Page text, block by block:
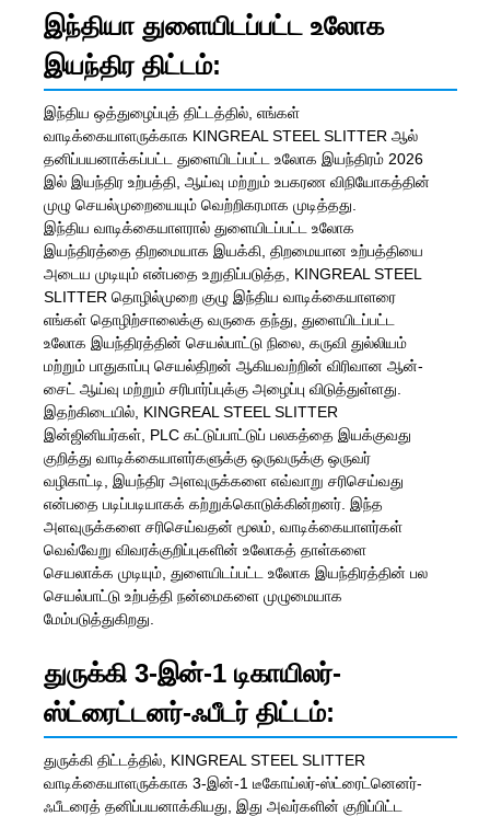
இந்தியா துளையிடப்பட்ட உலோக
இயந்திர திட்டம்:
இந்திய ஒத்துழைப்புத் திட்டத்தில், எங்கள்
வாடிக்கையாளருக்காக KINGREAL STEEL SLITTER ஆல்
தனிப்பயனாக்கப்பட்ட துளையிடப்பட்ட உலோக இயந்திரம் 2026
இல் இயந்திர உற்பத்தி, ஆய்வு மற்றும் உபகரண விநியோகத்தின்
முழு செயல்முறையையும் வெற்றிகரமாக முடித்தது.
இந்திய வாடிக்கையாளரால் துளையிடப்பட்ட உலோக
இயந்திரத்தை திறமையாக இயக்கி, திறமையான உற்பத்தியை
அடைய முடியும் என்பதை உறுதிப்படுத்த, KINGREAL STEEL
SLITTER தொழில்முறை குழு இந்திய வாடிக்கையாளரை
எங்கள் தொழிற்சாலைக்கு வருகை தந்து, துளையிடப்பட்ட
உலோக இயந்திரத்தின் செயல்பாட்டு நிலை, கருவி துல்லியம்
மற்றும் பாதுகாப்பு செயல்திறன் ஆகியவற்றின் விரிவான ஆன்-
சைட் ஆய்வு மற்றும் சரிபார்ப்புக்கு அழைப்பு விடுத்துள்ளது.
இதற்கிடையில், KINGREAL STEEL SLITTER
இன்ஜினியர்கள், PLC கட்டுப்பாட்டுப் பலகத்தை இயக்குவது
குறித்து வாடிக்கையாளர்களுக்கு ஒருவருக்கு ஒருவர்
வழிகாட்டி, இயந்திர அளவுருக்களை எவ்வாறு சரிசெய்வது
என்பதை படிப்படியாகக் கற்றுக்கொடுக்கின்றனர். இந்த
அளவுருக்களை சரிசெய்வதன் மூலம், வாடிக்கையாளர்கள்
வெவ்வேறு விவரக்குறிப்புகளின் உலோகத் தாள்களை
செயலாக்க முடியும், துளையிடப்பட்ட உலோக இயந்திரத்தின் பல
செயல்பாட்டு உற்பத்தி நன்மைகளை முழுமையாக
மேம்படுத்துகிறது.
துருக்கி 3-இன்-1 டிகாயிலர்-
ஸ்ட்ரைட்டனர்-ஃபீடர் திட்டம்:
துருக்கி திட்டத்தில், KINGREAL STEEL SLITTER
வாடிக்கையாளருக்காக 3-இன்-1 டீகோய்லர்-ஸ்ட்ரைட்னெனர்-
ஃபீடரைத் தனிப்பயனாக்கியது, இது அவர்களின் குறிப்பிட்ட